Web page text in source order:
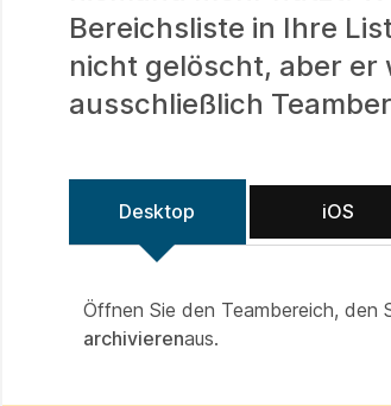
Bereichsliste in Ihre
nicht gelöscht, aber er
ausschließlich
Desktop iOS
Öffnen Sie den Teambereich, den
archivierenaus.